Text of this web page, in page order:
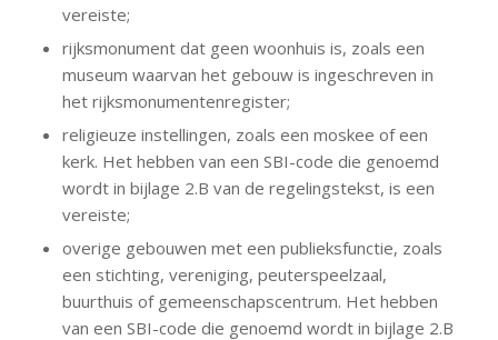
vereiste;
rijksmonument dat geen woonhuis is, zoals een
museum waarvan het gebouw is ingeschreven in
het rijksmonumentenregister;
religieuze instellingen, zoals een moskee of een
kerk. Het hebben van een SBI-code die genoemd
wordt in bijlage 2.B van de regelingstekst, is een
vereiste;
overige gebouwen met een publieksfunctie, zoals
een stichting, vereniging, peuterspeelzaal,
buurthuis of gemeenschapscentrum. Het hebben
van een SBI-code die genoemd wordt in bijlage 2.B